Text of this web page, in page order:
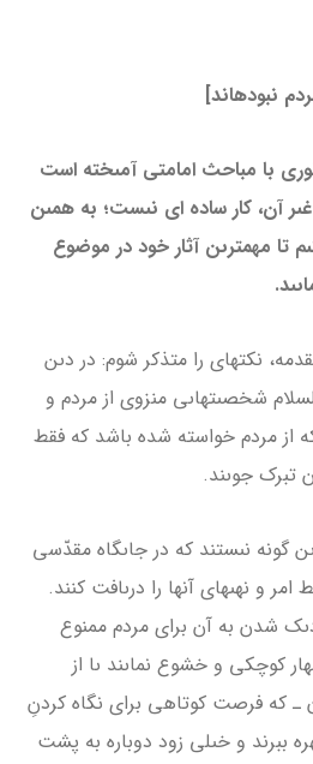
نبوده­اند]
با مباحث امامتى آمىخته است
غىر آن، کار ساده اى نىست؛ به همىن
تا مهم­ترىن آثار خود در موضوع
نکته­اى را متذکر شوم: در دىن
شخصىت­هاىى منزوى از مردم و
از مردم خواسته شده باشد که فقط
تبرک جوىند.
گونه نىستند که در جاىگاه مقدّسى
و نهى­هاى آن­ها را درىافت کنند.
شدن به آن براى مردم ممنوع
کوچکى و خشوع نماىند ىا از
ـ که فرصت کوتاهى براى نگاه کردنِ
ببرند و خىلى زود دوباره به پشت